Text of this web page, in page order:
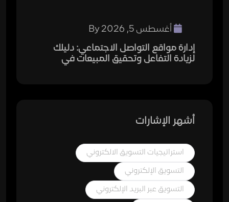
أغسطس 5, 2026
By
إدارة مواقع التواصل الاجتماعي: دليلك
لزيادة التفاعل وتحقيق المبيعات في
أشهر الإشارات
استراتيجيات التسويق الالكتروني
التسويق الإلكتروني
التسويق عبر البريد الإلكتروني